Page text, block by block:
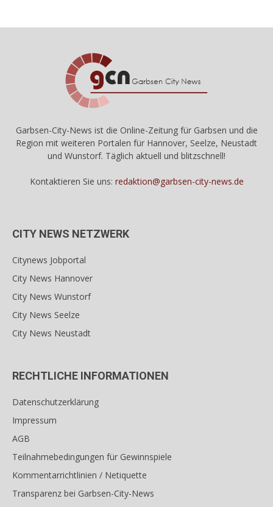
Garbsen-City-News ist die Online-Zeitung für Garbsen und die
Region mit weiteren Portalen für Hannover, Seelze, Neustadt
und Wunstorf. Täglich aktuell und blitzschnell!
Kontaktieren Sie uns: redaktion@garbsen-city-news.de
CITY NEWS NETZWERK
Citynews Jobportal
City News Hannover
City News Wunstorf
City News Seelze
City News Neustadt
RECHTLICHE INFORMATIONEN
Datenschutzerklärung
Impressum
AGB
Teilnahmebedingungen für Gewinnspiele
Kommentarrichtlinien / Netiquette
Transparenz bei Garbsen-City-News